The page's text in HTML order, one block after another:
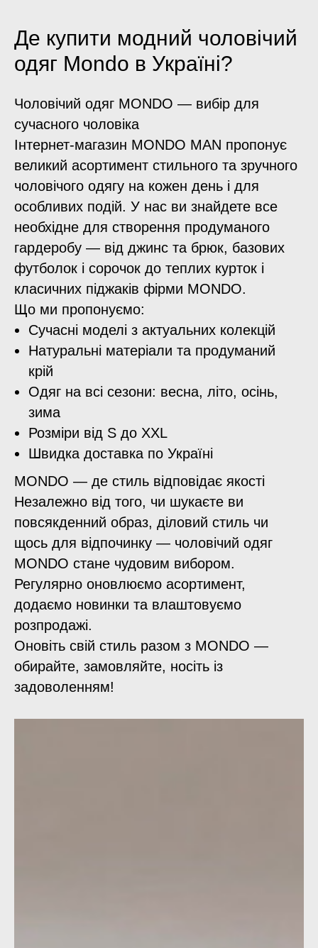
Де купити модний чоловічий
одяг Mondo в Україні?
Чоловічий одяг MONDO — вибір для
сучасного чоловіка
Інтернет-магазин MONDO MAN пропонує
великий асортимент стильного та зручного
чоловічого одягу на кожен день і для
особливих подій. У нас ви знайдете все
необхідне для створення продуманого
гардеробу — від джинс та брюк, базових
футболок і сорочок до теплих курток і
класичних піджаків фірми MONDO.
Що ми пропонуємо:
Сучасні моделі з актуальних колекцій
Натуральні матеріали та продуманий
крій
Одяг на всі сезони: весна, літо, осінь,
зима
Розміри від S до XXL
Швидка доставка по Україні
MONDO — де стиль відповідає якості
Незалежно від того, чи шукаєте ви
повсякденний образ, діловий стиль чи
щось для відпочинку — чоловічий одяг
MONDO стане чудовим вибором.
Регулярно оновлюємо асортимент,
додаємо новинки та влаштовуємо
розпродажі.
Оновіть свій стиль разом з MONDO —
обирайте, замовляйте, носіть із
задоволенням!